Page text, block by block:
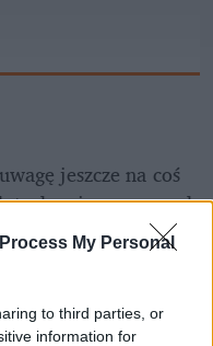
My Personal
to third parties, or
information for
jeszcze na coś
tych zniesmaczonych
że... serial
z użytkowniczek
obejrzeniu serialu.